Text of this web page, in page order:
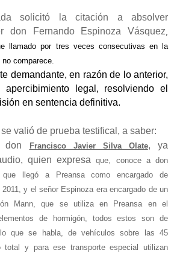
solicitó la citación a absolver
don Fernando Espinoza Vásquez
llamado por tres veces consecutivas en la
comparece.
demandante, en razón de lo anterior,
legal, resolviendo el
en sentencia definitiva.
valió de prueba testifical, a saber:
don
Francisco Javier Silva Olate, ya
quien expresaque, conoce a don
que llegó a Preansa como encargado de
y el señor Espinoza era encargado de un
Mann, que se utiliza en Preansa en el
de hormigón, todos estos son de
que se habla, de vehículos sobre las 45
total y para ese transporte especial utilizan